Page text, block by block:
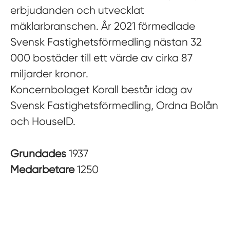
erbjudanden och utvecklat
mäklarbranschen. År 2021 förmedlade
Svensk Fastighetsförmedling nästan 32
000 bostäder till ett värde av cirka 87
miljarder kronor.
Koncernbolaget Korall består idag av
Svensk Fastighetsförmedling, Ordna Bolån
och HouseID.
Grundades 1937
Medarbetare1250